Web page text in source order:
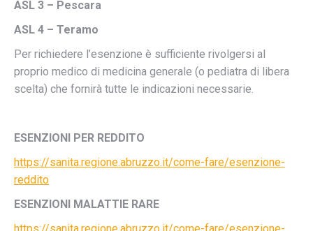
ASL 3 – Pescara
ASL 4 – Teramo
Per richiedere l’esenzione è sufficiente rivolgersi al
proprio medico di medicina generale (o pediatra di libera
scelta) che fornirà tutte le indicazioni necessarie.
ESENZIONI PER REDDITO
https://sanita.regione.abruzzo.it/come-fare/esenzione-
reddito
ESENZIONI MALATTIE RARE